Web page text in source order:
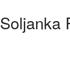
Soljanka